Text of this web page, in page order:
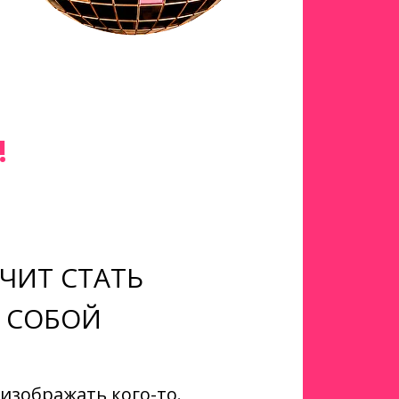
СТАТЬ
кого-то.